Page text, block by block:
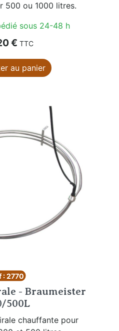
500 ou 1000 litres.
sous 24-48 h
€ TTC
au panier
: 2770
- Braumeister
500L
chauffante pour